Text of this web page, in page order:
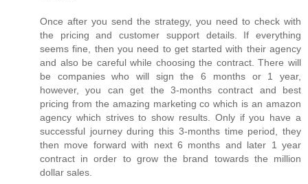
Once after you send the strategy, you need to check with
the pricing and customer support details. If everything
seems fine, then you need to get started with their agency
and also be careful while choosing the contract. There will
be companies who will sign the 6 months or 1 year,
however, you can get the 3-months contract and best
pricing from the amazing marketing co which is an amazon
agency which strives to show results. Only if you have a
successful journey during this 3-months time period, they
then move forward with next 6 months and later 1 year
contract in order to grow the brand towards the million
dollar sales.